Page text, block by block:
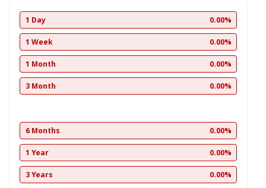
1 Day 0.00%
1 Week 0.00%
1 Month 0.00%
3 Month 0.00%
6 Months 0.00%
1 Year 0.00%
3 Years 0.00%